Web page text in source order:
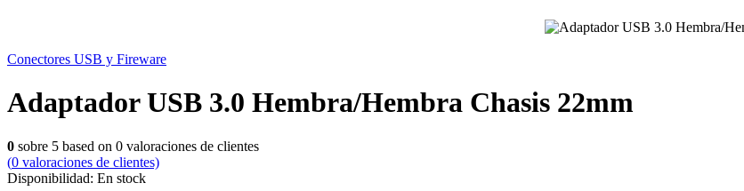
Conectores USB y Fireware
Adaptador USB 3.0 Hembra/Hembra Chasis 22mm
0 sobre 5 based on 0 valoraciones de clientes
(0 valoraciones de clientes)
Disponibilidad: En stock